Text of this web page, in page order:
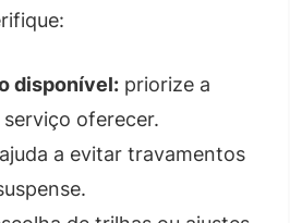
disponível: priorize a
oferecer.
ajuda a evitar travamentos